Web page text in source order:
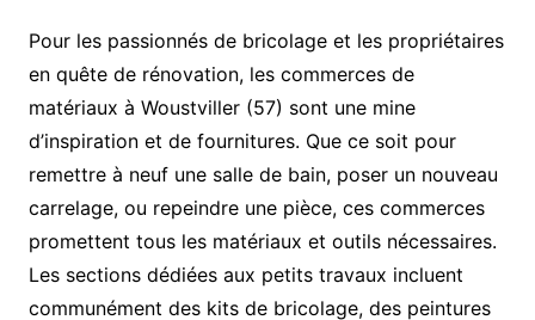
Pour les passionnés de bricolage et les propriétaires
en quête de rénovation, les commerces de
matériaux à Woustviller (57) sont une mine
d’inspiration et de fournitures. Que ce soit pour
remettre à neuf une salle de bain, poser un nouveau
carrelage, ou repeindre une pièce, ces commerces
promettent tous les matériaux et outils nécessaires.
Les sections dédiées aux petits travaux incluent
communément des kits de bricolage, des peintures